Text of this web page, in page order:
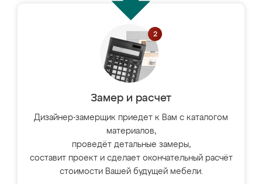
Замер и расчет
Дизайнер-замерщик приедет к Вам с каталогом
материалов,
проведёт детальные замеры,
составит проект и сделает окончательный расчёт
стоимости Вашей будущей мебели.